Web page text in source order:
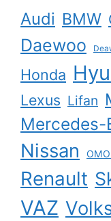
Audi BMW
Daewoo
Honda
Lexus Lifan
Mercedes-
Nissan
Renault
VAZ